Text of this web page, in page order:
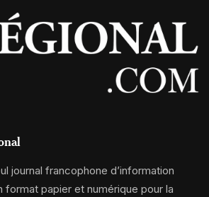
journal francophone d’information
format papier et numérique pour la